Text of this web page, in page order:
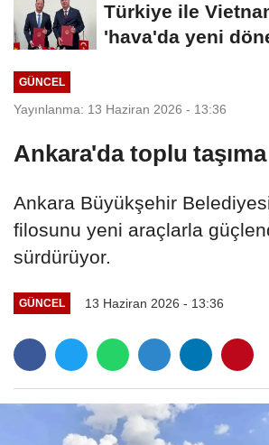
Türkiye ile
'hava'da yeni
GÜNCEL
Yayınlanma: 13 Haziran 2026 - 13:36
Ankara'da toplu
Ankara Büyükşehir
filosunu yeni araçlarla
sürdürüyor.
GÜNCEL 13 Haziran 2026 - 13:36